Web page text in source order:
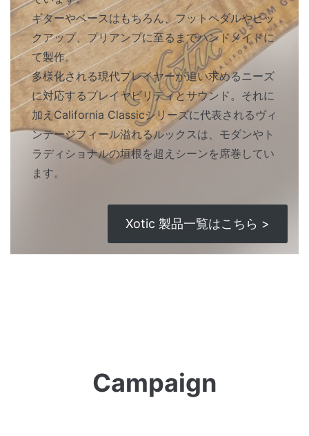
ギターやベースはもちろん、フットペダルやピッ
クアップ、プリアンプに至るまでハンドメイドに
て製作。
多様化される現代プレイヤーが追い求めるニーズ
に対応するプレイヤビリティとサウンド。それに
加えCalifornia Classicシリーズに代表されるヴィ
ンテージフィール溢れるルックスは、モダンやト
ラディショナルの垣根を超えシーンを席巻してい
ます。
Xotic 製品一覧はこちら >
Campaign